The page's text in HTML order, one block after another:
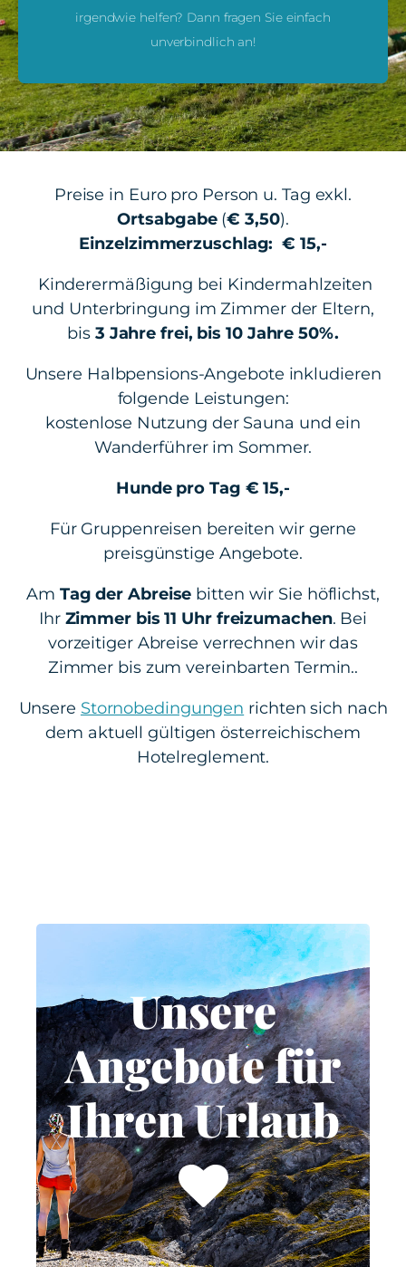
irgendwie helfen? Dann fragen Sie einfach
unverbindlich an!
Preise in Euro pro Person u. Tag exkl.
Ortsabgabe(€ 3,50).
Einzelzimmerzuschlag: € 15,-
Kinderermäßigung bei Kindermahlzeiten
und Unterbringung im Zimmer der Eltern,
bis 3 Jahre frei, bis 10 Jahre 50%.
Unsere Halbpensions-Angebote inkludieren
folgende Leistungen:
kostenlose Nutzung der Sauna und ein
Wanderführer im Sommer.
Hunde pro Tag € 15,-
Für Gruppenreisen bereiten wir gerne
preisgünstige Angebote.
Am Tag der Abreise bitten wir Sie höflichst,
Ihr Zimmer bis 11 Uhr freizumachen. Bei
vorzeitiger Abreise verrechnen wir das
Zimmer bis zum vereinbarten Termin..
Unsere Stornobedingungen richten sich nach
dem aktuell gültigen österreichischem
Hotelreglement.
Unsere
Angebote für
Ihren Urlaub
Unsere
Angebote für
Ihren Urlaub
Egal, ob Wochenend-
Deals oder entspannte
Tage in der Nebensaison.
Wir schnüren laufend
attraktive Urlaubspakete
und Special-Angebote für
das gesamte Jahr